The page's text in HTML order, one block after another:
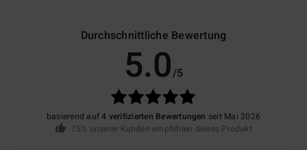
Durchschnittliche Bewertung
5.0/5
basierend auf4 verifizierten Bewertungen seit Mai 2026
75% unserer Kunden empfehlen dieses Produkt